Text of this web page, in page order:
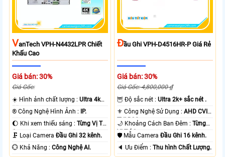
VAnTech VPH-N4432LPR Chiết
Khấu Cao
Giá bán: 30%
Giá Gốc:
☀️ Hình ảnh chất lượng :Ultra 4k
👍🏾 .
®️ Công Nghệ Hình Ảnh : IP.
🌔 Khi xem thiếu sáng :Từng Vị Trí
Camera .
🗜️ Loại CameraĐầu Ghi 32 kênh.
️💮 Khả Năng :Công Nghệ AI.
ĐẦu Ghi VPH-D4516HR-P Giá Rẻ
Giá bán: 30%
Giá Gốc: 4,800,000 ₫
🦉 Độ sắc nét :Ultra 2k+ sắc nét .
⚜️ Công Nghệ Sử Dụng :AHD CVI
TVI BCS.
🌙 Khoảng Cách Ban Đêm :Từng
Vị Trí Camera .
🛡 Mẫu CameraĐầu Ghi 16 kênh.
️🔈 Ưu Điểm :Thu hình Chất Lượng.